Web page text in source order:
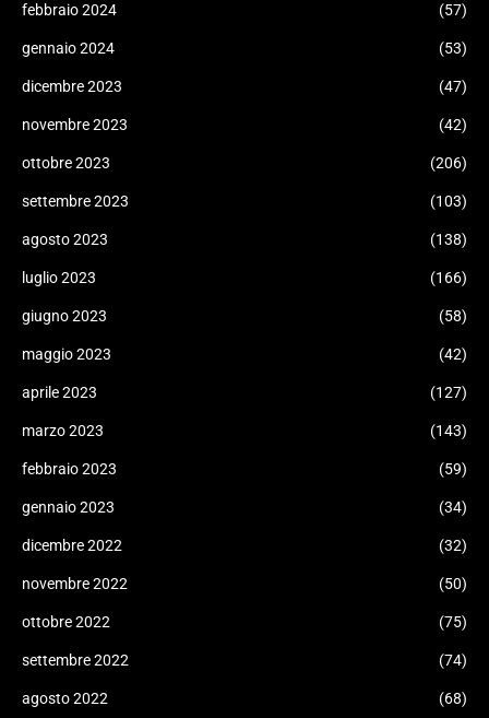
febbraio 2024 (57)
gennaio 2024 (53)
dicembre 2023 (47)
novembre 2023 (42)
ottobre 2023 (206)
settembre 2023 (103)
agosto 2023 (138)
luglio 2023 (166)
giugno 2023 (58)
maggio 2023 (42)
aprile 2023 (127)
marzo 2023 (143)
febbraio 2023 (59)
gennaio 2023 (34)
dicembre 2022 (32)
novembre 2022 (50)
ottobre 2022 (75)
settembre 2022 (74)
agosto 2022 (68)